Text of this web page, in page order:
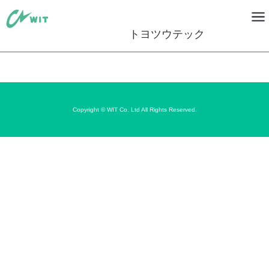
トヨツウテック
Copyright © WIT Co. Ltd All Rights Reserved.